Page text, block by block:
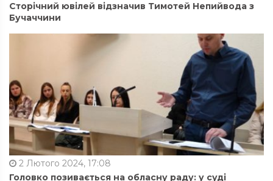
Сторічний ювілей відзначив Тимотей Непийвода з
Бучаччини
2 Лютого 2024, 17:08
Головко позивається на обласну раду: у суді